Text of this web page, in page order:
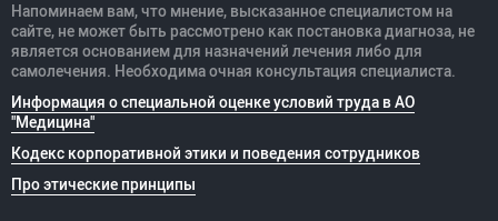
Напоминаем вам, что мнение, высказанное специалистом на
сайте, не может быть рассмотрено как постановка диагноза, не
является основанием для назначений лечения либо для
самолечения. Необходима очная консультация специалиста.
Информация о специальной оценке условий труда в АО
"Медицина"
Кодекс корпоративной этики и поведения сотрудников
Про этические принципы